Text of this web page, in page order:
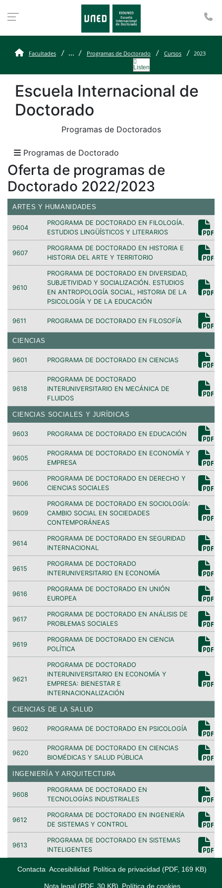
2023
Facultades ... Programas de Doctorado Cursos 2023
Listen
Escuela Internacional de
Doctorado
Programas de Doctorados
Programas de Doctorado
Oferta de programas de
Doctorado 2022/2023
ARTES Y HUMANIDADES
9604
PROGRAMA DE DOCTORADO EN FILOLOGÍA.
ESTUDIOS LINGÜÍSTICOS Y LITERARIOS
9607
PROGRAMA DE DOCTORADO EN HISTORIA E
HISTORIA DEL ARTE Y TERRITORIO
9610
PROGRAMA DE DOCTORADO EN DIVERSIDAD,
SUBJETIVIDAD Y SOCIALIZACIÓN. ESTUDIOS
EN ANTROPOLOGÍA SOCIAL, HISTORIA DE LA
PSICOLOGÍA Y DE LA EDUCACIÓN
9611 PROGRAMA DE DOCTORADO EN FILOSOFÍA
CIENCIAS
9601 PROGRAMA DE DOCTORADO EN CIENCIAS
9618
PROGRAMA DE DOCTORADO
INTERUNIVERSITARIO EN MECÁNICA DE
FLUIDOS
CIENCIAS SOCIALES Y JURÍDICAS
9603 PROGRAMA DE DOCTORADO EN EDUCACIÓN
9605
PROGRAMA DE DOCTORADO EN ECONOMÍA Y
EMPRESA
9606
PROGRAMA DE DOCTORADO EN DERECHO Y
CIENCIAS SOCIALES
9609
PROGRAMA DE DOCTORADO EN SOCIOLOGÍA:
CAMBIO SOCIAL EN SOCIEDADES
CONTEMPORÁNEAS
9614
PROGRAMA DE DOCTORADO EN SEGURIDAD
INTERNACIONAL
9615
PROGRAMA DE DOCTORADO
INTERUNIVERSITARIO EN ECONOMÍA
9616
PROGRAMA DE DOCTORADO EN UNIÓN
EUROPEA
9617
PROGRAMA DE DOCTORADO EN ANÁLISIS DE
PROBLEMAS SOCIALES
9619
PROGRAMA DE DOCTORADO EN CIENCIA
POLÍTICA
9621
PROGRAMA DE DOCTORADO
INTERUNIVERSITARIO EN ECONOMÍA Y
EMPRESA: BIENESTAR E
INTERNACIONALIZACIÓN
CIENCIAS DE LA SALUD
9602 PROGRAMA DE DOCTORADO EN PSICOLOGÍA
9620
PROGRAMA DE DOCTORADO EN CIENCIAS
BIOMÉDICAS Y SALUD PÚBLICA
INGENIERÍA Y ARQUITECTURA
9608
PROGRAMA DE DOCTORADO EN
TECNOLOGÍAS INDUSTRIALES
9612
PROGRAMA DE DOCTORADO EN INGENIERÍA
DE SISTEMAS Y CONTROL
9613
PROGRAMA DE DOCTORADO EN SISTEMAS
INTELIGENTES
Contacta Accesibilidad Política de privacidad (PDF, 169 KB)
Nota legal (PDF, 30 KB) Política de cookies